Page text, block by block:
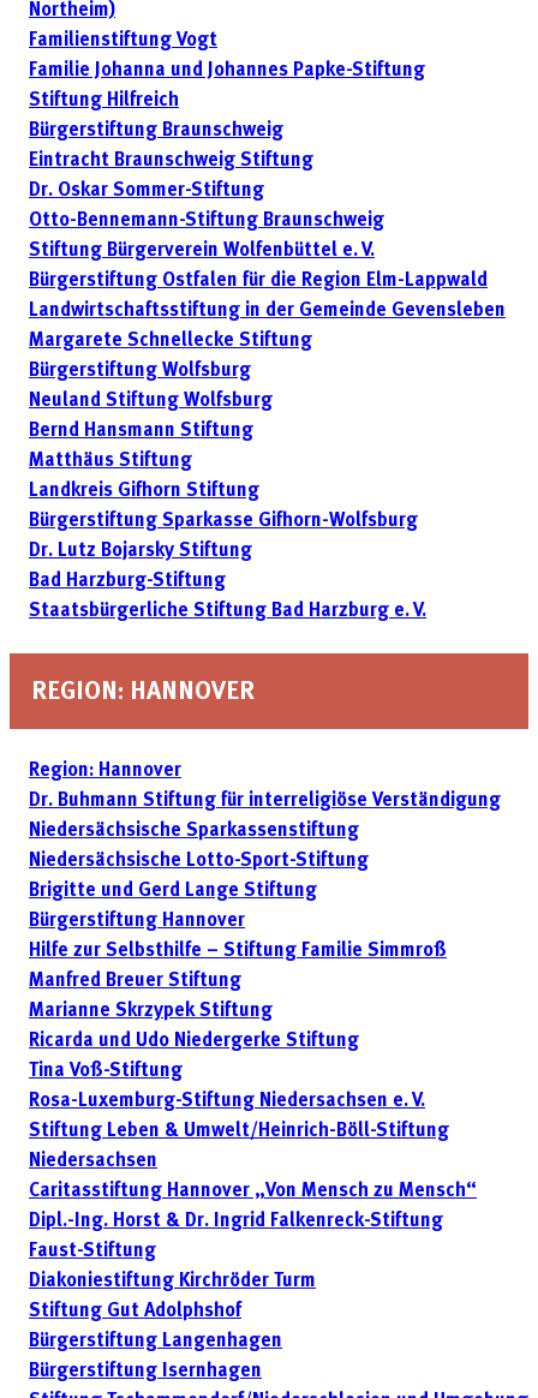
Northeim)
Familienstiftung Vogt
Familie Johanna und Johannes Papke-Stiftung
Stiftung Hilfreich
Bürgerstiftung Braunschweig
Eintracht Braunschweig Stiftung
Dr. Oskar Sommer-Stiftung
Otto-Bennemann-Stiftung Braunschweig
Stiftung Bürgerverein Wolfenbüttel e. V.
Bürgerstiftung Ostfalen für die Region Elm-Lappwald
Landwirtschaftsstiftung in der Gemeinde Gevensleben
Margarete Schnellecke Stiftung
Bürgerstiftung Wolfsburg
Neuland Stiftung Wolfsburg
Bernd Hansmann Stiftung
Matthäus Stiftung
Landkreis Gifhorn Stiftung
Bürgerstiftung Sparkasse Gifhorn-Wolfsburg
Dr. Lutz Bojarsky Stiftung
Bad Harzburg-Stiftung
Staatsbürgerliche Stiftung Bad Harzburg e. V.
REGION: HANNOVER
Region: Hannover
Dr. Buhmann Stiftung für interreligiöse Verständigung
Niedersächsische Sparkassenstiftung
Niedersächsische Lotto-Sport-Stiftung
Brigitte und Gerd Lange Stiftung
Bürgerstiftung Hannover
Hilfe zur Selbsthilfe – Stiftung Familie Simmroß
Manfred Breuer Stiftung
Marianne Skrzypek Stiftung
Ricarda und Udo Niedergerke Stiftung
Tina Voß-Stiftung
Rosa-Luxemburg-Stiftung Niedersachsen e. V.
Stiftung Leben & Umwelt/Heinrich-Böll-Stiftung
Niedersachsen
Caritasstiftung Hannover „Von Mensch zu Mensch“
Dipl.-Ing. Horst & Dr. Ingrid Falkenreck-Stiftung
Faust-Stiftung
Diakoniestiftung Kirchröder Turm
Stiftung Gut Adolphshof
Bürgerstiftung Langenhagen
Bürgerstiftung Isernhagen